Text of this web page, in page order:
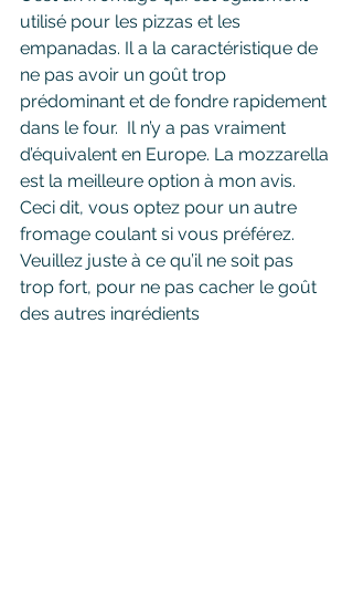
utilisé pour les pizzas et les
empanadas. Il a la caractéristique de
ne pas avoir un goût trop
prédominant et de fondre rapidement
dans le four.  Il n’y a pas vraiment
d’équivalent en Europe. La mozzarella
est la meilleure option à mon avis.
Ceci dit, vous optez pour un autre
fromage coulant si vous préférez.
Veuillez juste à ce qu’il ne soit pas
trop fort, pour ne pas cacher le goût
des autres ingrédients